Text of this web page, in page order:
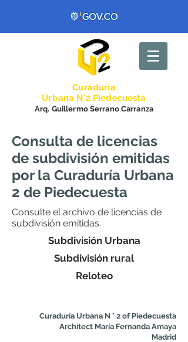
Curaduría
Urbana N°2 Piedecuesta
Arq. Guillermo Serrano Carranza
Consulta de licencias
de subdivisión emitidas
por la Curaduría Urbana
2 de Piedecuesta
Consulte el archivo de licencias de
subdivisión emitidas.
Subdivisión Urbana
Subdivisión rural
Reloteo
Curaduría Urbana N ° 2 of Piedecuesta
Architect María Fernanda Amaya
Madrid